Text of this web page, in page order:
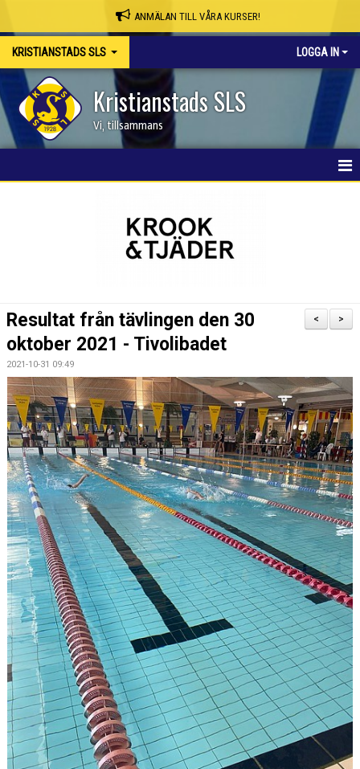
ANMÄLAN TILL VÅRA KURSER!
KRISTIANSTADS SLS LOGGA IN
Kristianstads SLS
Vi, tillsammans
KSLS WEBBSHOP
JOBBA HOS OSS!
FÖRÄLDER
FUNKTIONÄR
VÅRA TÄVLINGAR
VÅRA EVENEMANG
VERKSAMHETSHANDBOK
KSLS FOR UKRAINE
WALL OF MEMORIES
>
<
Resultat från tävlingen den 30
oktober 2021 - Tivolibadet
2021-10-31 09:49